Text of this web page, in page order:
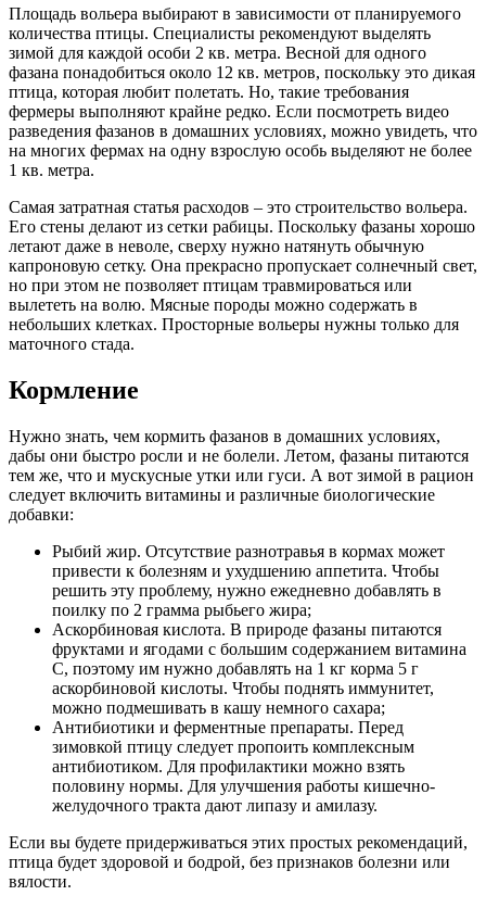
Площадь вольера выбирают в зависимости от планируемого
количества птицы. Специалисты рекомендуют выделять
зимой для каждой особи 2 кв. метра. Весной для одного
фазана понадобиться около 12 кв. метров, поскольку это дикая
птица, которая любит полетать. Но, такие требования
фермеры выполняют крайне редко. Если посмотреть видео
разведения фазанов в домашних условиях, можно увидеть, что
на многих фермах на одну взрослую особь выделяют не более
1 кв. метра.
Самая затратная статья расходов – это строительство вольера.
Его стены делают из сетки рабицы. Поскольку фазаны хорошо
летают даже в неволе, сверху нужно натянуть обычную
капроновую сетку. Она прекрасно пропускает солнечный свет,
но при этом не позволяет птицам травмироваться или
вылететь на волю. Мясные породы можно содержать в
небольших клетках. Просторные вольеры нужны только для
маточного стада.
Кормление
Нужно знать, чем кормить фазанов в домашних условиях,
дабы они быстро росли и не болели. Летом, фазаны питаются
тем же, что и мускусные утки или гуси. А вот зимой в рацион
следует включить витамины и различные биологические
добавки:
Рыбий жир. Отсутствие разнотравья в кормах может
привести к болезням и ухудшению аппетита. Чтобы
решить эту проблему, нужно ежедневно добавлять в
поилку по 2 грамма рыбьего жира;
Аскорбиновая кислота. В природе фазаны питаются
фруктами и ягодами с большим содержанием витамина
С, поэтому им нужно добавлять на 1 кг корма 5 г
аскорбиновой кислоты. Чтобы поднять иммунитет,
можно подмешивать в кашу немного сахара;
Антибиотики и ферментные препараты. Перед
зимовкой птицу следует пропоить комплексным
антибиотиком. Для профилактики можно взять
половину нормы. Для улучшения работы кишечно-
желудочного тракта дают липазу и амилазу.
Если вы будете придерживаться этих простых рекомендаций,
птица будет здоровой и бодрой, без признаков болезни или
вялости.